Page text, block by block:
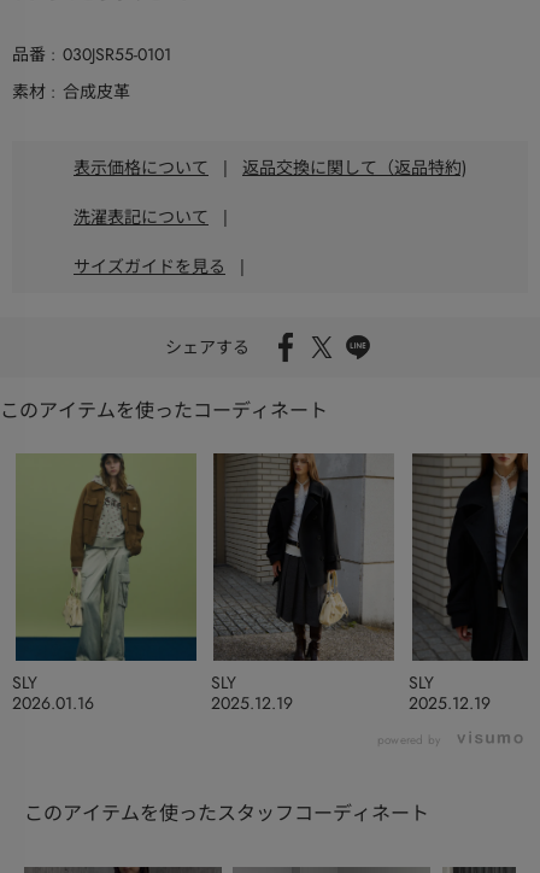
品番
030JSR55-0101
素材
合成皮革
表示価格について | 返品交換に関して（返品特約)
洗濯表記について |
サイズガイドを見る |
シェアする
このアイテムを使ったコーディネート
2026.01.16
SLY
2025.12.19
SLY
2025.12.19
SLY
powered by
このアイテムを使ったスタッフコーディネート